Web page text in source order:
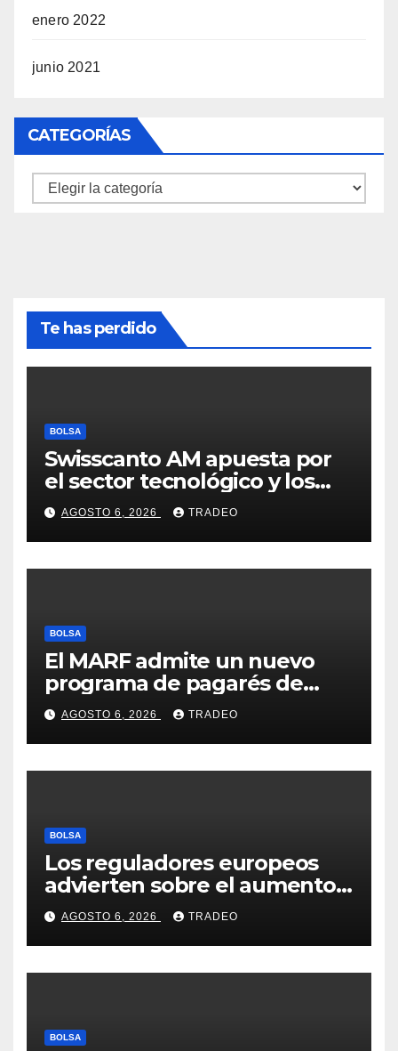
enero 2022
junio 2021
CATEGORÍAS
Categorías
Te has perdido
BOLSA
Swisscanto AM apuesta por
el sector tecnológico y los
valores cíclicos para ganar en
bolsa
AGOSTO 6, 2026 TRADEO
BOLSA
El MARF admite un nuevo
programa de pagarés de
Seresco por 20 millones de
euros
AGOSTO 6, 2026 TRADEO
BOLSA
Los reguladores europeos
advierten sobre el aumento
del fraude con criptos tras la
llegada de MiCA
AGOSTO 6, 2026 TRADEO
BOLSA